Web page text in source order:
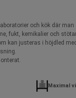
och kök där
fukt, kemikalier och
kan justeras i höjdled
Maximal